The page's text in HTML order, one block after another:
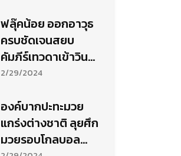
ฟลุ๊คน้อย ออกอาวุธ
ครบชัดเจนสยบ
คัมภีร์เทวดาเข้าวิน
สุดมันส์
2/29/2024
องค์บากปะทะมวย
แกร่งต่างชาติ ลุยศึก
มวยรอบโกลบอล